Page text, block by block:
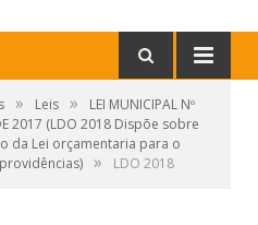
» Leis »
LEI MUNICIPAL Nº
2017 (LDO 2018 Dispõe sobre
da Lei orçamentaria para o
» LDO 2018